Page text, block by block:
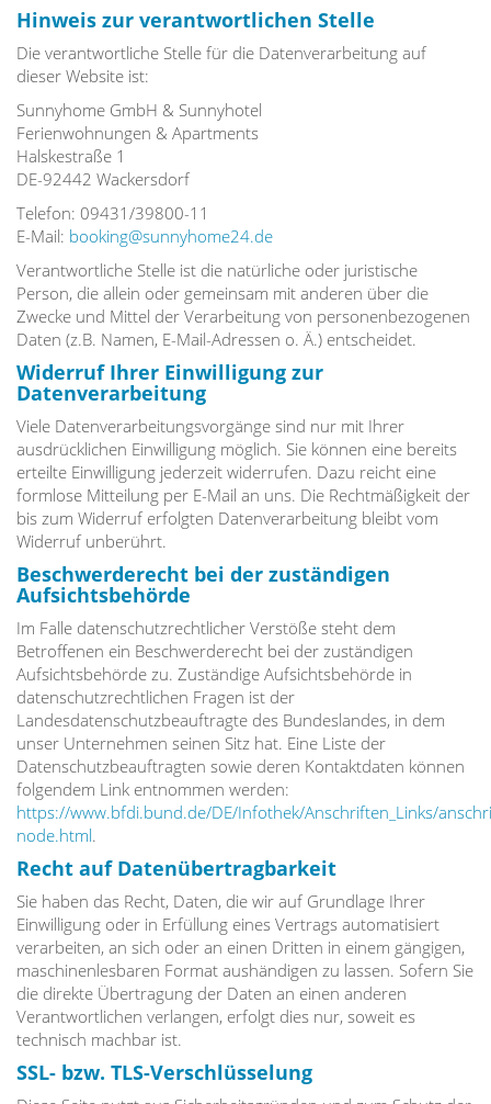
Hinweis zur verantwortlichen Stelle
Die verantwortliche Stelle für die Datenverarbeitung auf
dieser Website ist:
Sunnyhome GmbH & Sunnyhotel
Ferienwohnungen & Apartments
Halskestraße 1
DE-92442 Wackersdorf
Telefon: 09431/39800-11
E-Mail: booking@sunnyhome24.de
Verantwortliche Stelle ist die natürliche oder juristische
Person, die allein oder gemeinsam mit anderen über die
Zwecke und Mittel der Verarbeitung von personenbezogenen
Daten (z.B. Namen, E-Mail-Adressen o. Ä.) entscheidet.
Widerruf Ihrer Einwilligung zur
Datenverarbeitung
Viele Datenverarbeitungsvorgänge sind nur mit Ihrer
ausdrücklichen Einwilligung möglich. Sie können eine bereits
erteilte Einwilligung jederzeit widerrufen. Dazu reicht eine
formlose Mitteilung per E-Mail an uns. Die Rechtmäßigkeit der
bis zum Widerruf erfolgten Datenverarbeitung bleibt vom
Widerruf unberührt.
Beschwerderecht bei der zuständigen
Aufsichtsbehörde
Im Falle datenschutzrechtlicher Verstöße steht dem
Betroffenen ein Beschwerderecht bei der zuständigen
Aufsichtsbehörde zu. Zuständige Aufsichtsbehörde in
datenschutzrechtlichen Fragen ist der
Landesdatenschutzbeauftragte des Bundeslandes, in dem
unser Unternehmen seinen Sitz hat. Eine Liste der
Datenschutzbeauftragten sowie deren Kontaktdaten können
folgendem Link entnommen werden:
https://www.bfdi.bund.de/DE/Infothek/Anschriften_Links/
node.html.
Recht auf Datenübertragbarkeit
Sie haben das Recht, Daten, die wir auf Grundlage Ihrer
Einwilligung oder in Erfüllung eines Vertrags automatisiert
verarbeiten, an sich oder an einen Dritten in einem gängigen,
maschinenlesbaren Format aushändigen zu lassen. Sofern Sie
die direkte Übertragung der Daten an einen anderen
Verantwortlichen verlangen, erfolgt dies nur, soweit es
technisch machbar ist.
SSL- bzw. TLS-Verschlüsselung